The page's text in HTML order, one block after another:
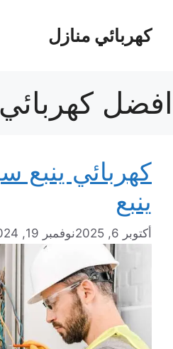
المحتوىكهربائي منازل
افضل كهربائي
كهربائي ينبع
ينبع
أكتوبر 6, 2025 نوفمبر 19, 2024